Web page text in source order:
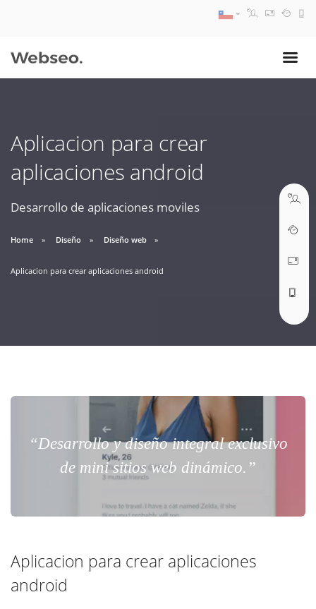
Aplicacion para crear
aplicaciones android
Desarrollo de aplicaciones moviles
Home Diseño Diseño web
Aplicacion para crear aplicaciones android
“Desarrollo y diseño integral exclusivo
de mini sitios web dinámico.”
Aplicacion para crear aplicaciones
android
09:30 AM A 18:30 PM
soporte@webseo.cl